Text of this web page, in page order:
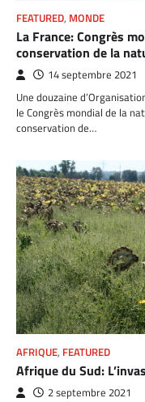
FEATURED, MONDE
La France: Congrès
conservation de la
14 septembre 2021
Une douzaine
le Congrès mondial de la
conservation de…
AFRIQUE, FEATURED
Afrique du Sud:
2 septembre 2021